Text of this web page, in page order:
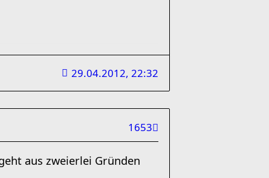
29.04.2012, 22:32
1653
aus zweierlei Gründen